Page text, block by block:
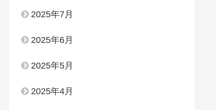
2025年7月
2025年6月
2025年5月
2025年4月